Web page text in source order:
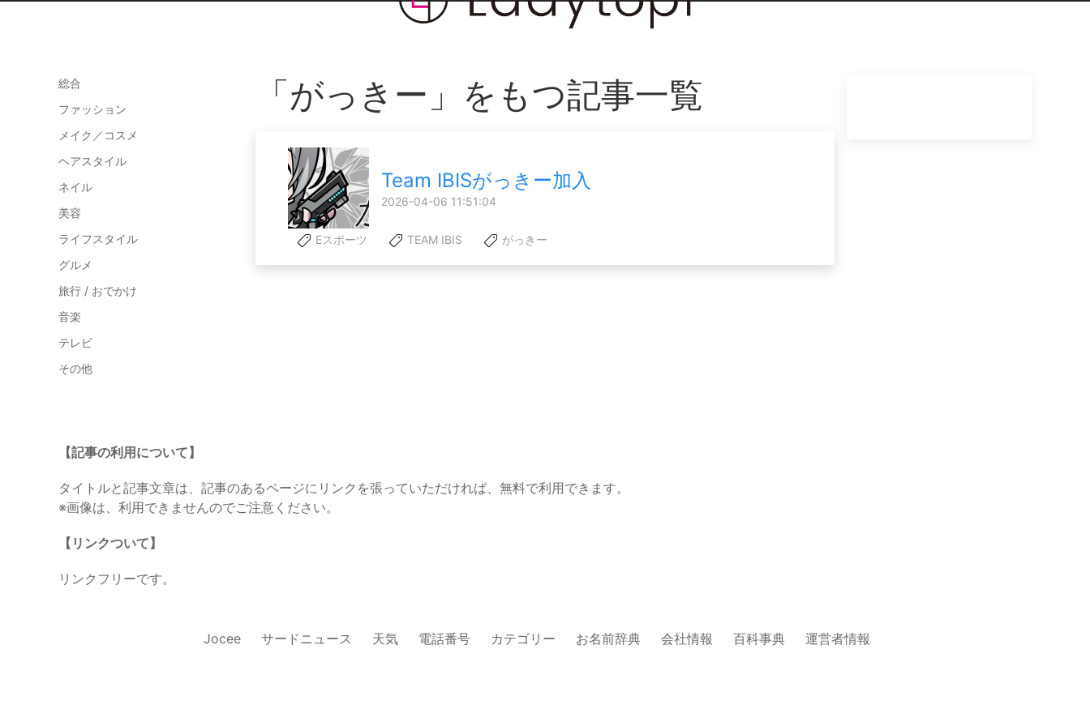
総合
ファッション
メイク／コスメ
ヘアスタイル
ネイル
美容
ライフスタイル
グルメ
旅行 / おでかけ
音楽
テレビ
その他
「がっきー」をもつ記事一覧
Team IBISがっきー加入
2026-04-06 11:51:04
Eスポーツ TEAM IBIS がっきー
【記事の利用について】
タイトルと記事文章は、記事のあるページにリンクを張っていただければ、無料で利用できます。
※画像は、利用できませんのでご注意ください。
【リンクついて】
リンクフリーです。
Jocee サードニュース 天気 電話番号 カテゴリー お名前辞典 会社情報 百科事典 運営者情報